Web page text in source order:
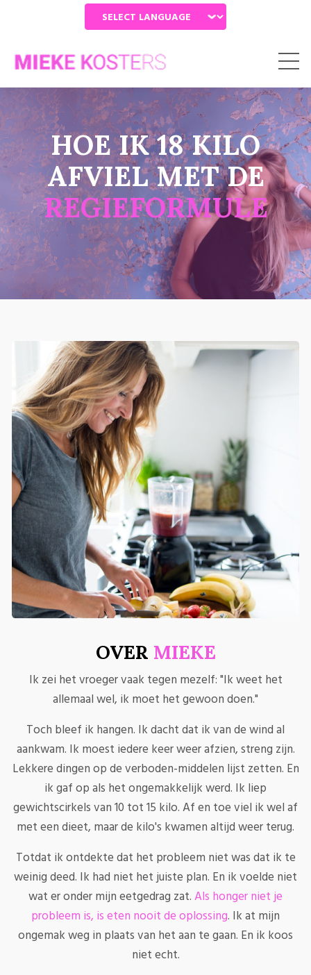
HOE IK 18 KILO
AFVIEL MET DE
REGIEFORMULE
OVER MIEKE
Ik zei het vroeger vaak tegen mezelf: "Ik weet het
allemaal wel, ik moet het gewoon doen."
Toch bleef ik hangen. Ik dacht dat ik van de wind al
aankwam. Ik moest iedere keer weer afzien, streng zijn.
Lekkere dingen op de verboden-middelen lijst zetten. En
ik gaf op als het ongemakkelijk werd. Ik liep
gewichtscirkels van 10 tot 15 kilo. Af en toe viel ik wel af
met een dieet, maar de kilo's kwamen altijd weer terug.
Totdat ik ontdekte dat het probleem niet was dat ik te
weinig deed. Ik had niet het juiste plan. En ik voelde niet
wat er onder mijn eetgedrag zat.Als honger niet je
probleem is, is eten nooit de oplossing. Ik at mijn
ongemak weg in plaats van het aan te gaan. En ik koos
niet echt.